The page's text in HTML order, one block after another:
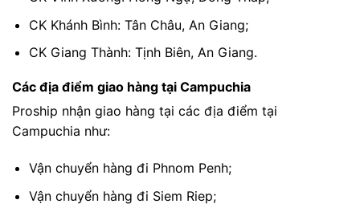
CK Khánh Bình: Tân Châu, An Giang;
CK Giang Thành: Tịnh Biên, An Giang.
Các địa điểm giao hàng tại Campuchia
Proship nhận giao hàng tại các địa điểm tại
Campuchia như:
Vận chuyển hàng đi Phnom Penh;
Vận chuyển hàng đi Siem Riep;